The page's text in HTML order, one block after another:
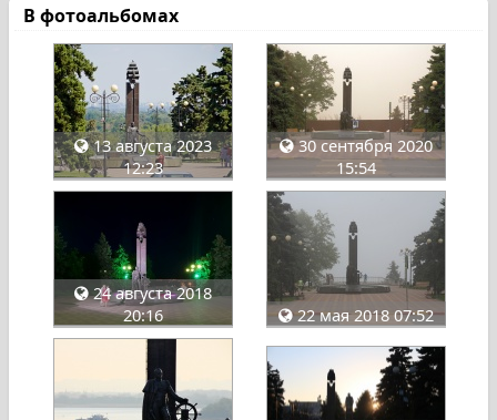
В фотоальбомах
13 августа 2023
12:23
30 сентября 2020
15:54
24 августа 2018
20:16
22 мая 2018 07:52